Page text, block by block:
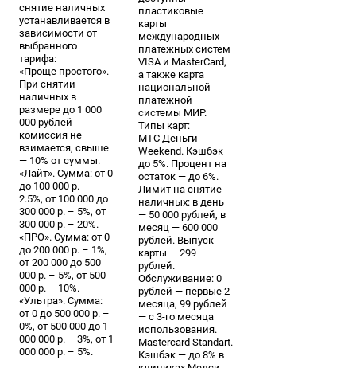
снятие наличных
устанавливается в
зависимости от
выбранного
тарифа:
«Проще простого».
При снятии
наличных в
размере до 1 000
000 рублей
комиссия не
взимается, свыше
— 10% от суммы.
«Лайт». Сумма: от 0
до 100 000 р. –
2.5%, от 100 000 до
300 000 р. – 5%, от
300 000 р. – 20%.
«ПРО». Сумма: от 0
до 200 000 р. – 1%,
от 200 000 до 500
000 р. – 5%, от 500
000 р. – 10%.
«Ультра». Сумма:
от 0 до 500 000 р. –
0%, от 500 000 до 1
000 000 р. – 3%, от 1
000 000 р. – 5%.
пластиковые
карты
международных
платежных систем
VISA и MasterCard,
а также карта
национальной
платежной
системы МИР.
Типы карт:
МТС Деньги
Weekend. Кэшбэк —
до 5%. Процент на
остаток — до 6%.
Лимит на снятие
наличных: в день
— 50 000 рублей, в
месяц — 600 000
рублей. Выпуск
карты — 299
рублей.
Обслуживание: 0
рублей — первые 2
месяца, 99 рублей
— с 3-го месяца
использования.
Mastercard Standart.
Кэшбэк — до 8% в